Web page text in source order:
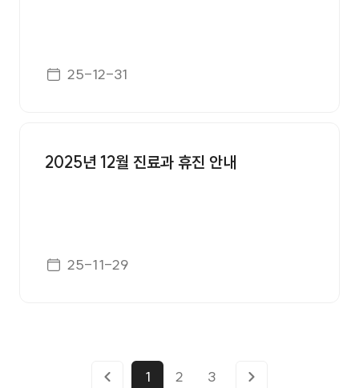
게시일자
25-12-31
2025년 12월 진료과 휴진 안내
게시일자
25-11-29
1 2 3